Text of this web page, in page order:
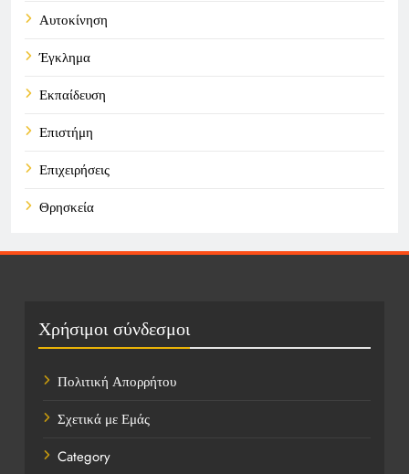
Αυτοκίνηση
Έγκλημα
Εκπαίδευση
Επιστήμη
Επιχειρήσεις
Θρησκεία
Πολιτική
Τοποθεσίες
Χρήσιμοι σύνδεσμοι
Πολιτική Απορρήτου
Σχετικά με Εμάς
Category